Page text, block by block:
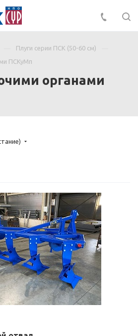
Плуги серии ПСК (50-60 см)
ПСКуМп
органами